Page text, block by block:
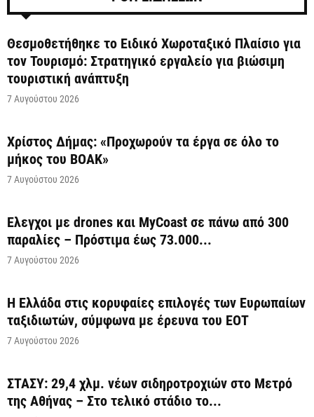
Θεσμοθετήθηκε το Ειδικό Χωροταξικό Πλαίσιο για
τον Τουρισμό: Στρατηγικό εργαλείο για βιώσιμη
τουριστική ανάπτυξη
7 Αυγούστου 2026
Χρίστος Δήμας: «Προχωρούν τα έργα σε όλο το
μήκος του ΒΟΑΚ»
7 Αυγούστου 2026
Έλεγχοι με drones και MyCoast σε πάνω από 300
παραλίες – Πρόστιμα έως 73.000...
7 Αυγούστου 2026
Η Ελλάδα στις κορυφαίες επιλογές των Ευρωπαίων
ταξιδιωτών, σύμφωνα με έρευνα του ΕΟΤ
7 Αυγούστου 2026
ΣΤΑΣΥ: 29,4 χλμ. νέων σιδηροτροχιών στο Μετρό
της Αθήνας – Στο τελικό στάδιο το...